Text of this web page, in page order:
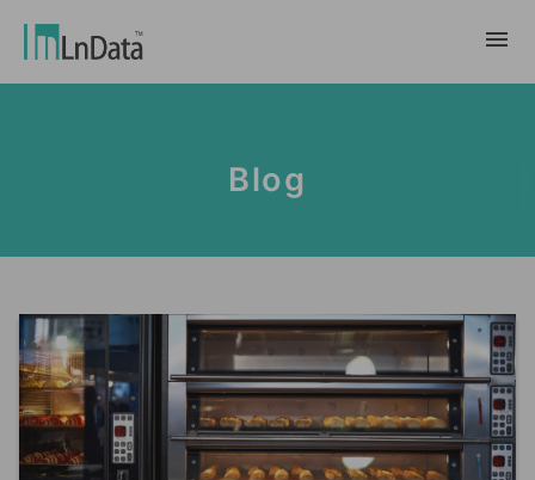
Nhân tài & Văn hóa
Đối tácCarbon
tiếp thị dữ liệu
Thị trường dữ liệu
Ln{360°}
Blog
Trường Hợp Khách Hàng
Báo Cáo & Sách Trắng
Sự Kiện & Hội Thảo Trực Tuyến
繁體中文
English
Blog